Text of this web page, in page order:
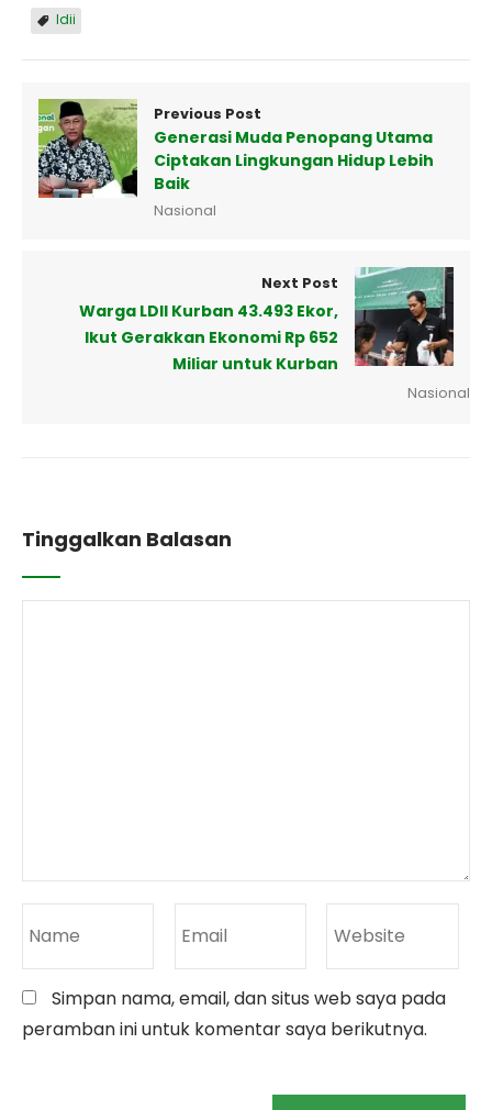
ldii
Previous Post
Generasi Muda Penopang Utama
Ciptakan Lingkungan Hidup Lebih
Baik
Nasional
Next Post
Warga LDII Kurban 43.493 Ekor,
Ikut Gerakkan Ekonomi Rp 652
Miliar untuk Kurban
Nasional
Tinggalkan Balasan
Simpan nama, email, dan situs web saya pada
peramban ini untuk komentar saya berikutnya.